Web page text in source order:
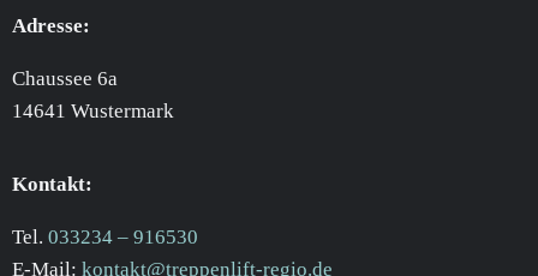
Adresse:
Chaussee 6a
14641 Wustermark
Kontakt:
Tel. 033234 – 916530
E-Mail: kontakt@treppenlift-regio.de